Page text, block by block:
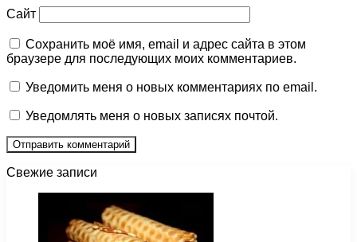
Сайт
Сохранить моё имя, email и адрес сайта в этом
браузере для последующих моих комментариев.
Уведомить меня о новых комментариях по email.
Уведомлять меня о новых записях почтой.
Свежие записи